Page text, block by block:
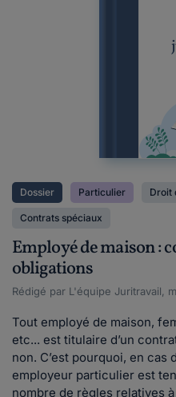
Dossier Particulier Droit
Contrats spéciaux
Employé de maison :
obligations
Rédigé par L'équipe Juritravail,
Tout employé de maison,
etc... est titulaire d’un
non. C’est pourquoi, en cas
employeur particulier est
nombre de règles relatives